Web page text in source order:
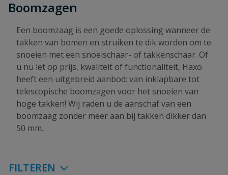
Boomzagen
Een boomzaag is een goede oplossing wanneer de
takken van bomen en struiken te dik worden om te
snoeien met een snoeischaar- of takkenschaar. Of
u nu let op prijs, kwaliteit of functionaliteit, Haxo
heeft een uitgebreid aanbod: van inklapbare tot
telescopische boomzagen voor het snoeien van
hoge takken! Wij raden u de aanschaf van een
boomzaag zonder meer aan bij takken dikker dan
50 mm.
FILTEREN